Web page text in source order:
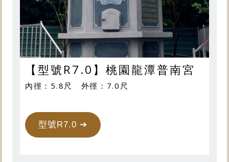
【型號R7.0】桃園龍潭普南宮
內徑：5.8尺 外徑：7.0尺
型號R7.0 ➔